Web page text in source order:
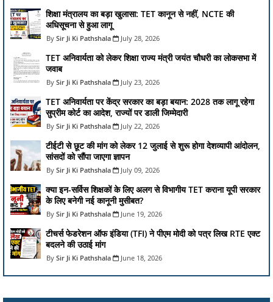
शिक्षा मंत्रालय का बड़ा खुलासा: TET कानून से नहीं, NCTE की
अधिसूचना से हुआ लागू
Sir Ji Ki Pathshala July 28, 2026
TET अनिवार्यता को लेकर शिक्षा राज्य मंत्री जयंत चौधरी का लोकसभा में
जवाब
Sir Ji Ki Pathshala July 23, 2026
TET अनिवार्यता पर केंद्र सरकार का बड़ा बयान: 2028 तक लागू रहेगा
सुप्रीम कोर्ट का आदेश, राज्यों पर डाली जिम्मेदारी
Sir Ji Ki Pathshala July 22, 2026
टीईटी से छूट की मांग को लेकर 12 जुलाई से शुरू होगा देशव्यापी आंदोलन,
सांसदों को सौंपा जाएगा ज्ञापन
Sir Ji Ki Pathshala July 09, 2026
क्या इन-सर्विस शिक्षकों के लिए अलग से विभागीय TET कराना यूपी सरकार
के लिए बनेगी नई कानूनी मुसीबत?
Sir Ji Ki Pathshala June 19, 2026
टीचर्स फेडरेशन ऑफ इंडिया (TFI) ने पीएम मोदी को पत्र लिख RTE एक्ट
बदलने की उठाई मांग
Sir Ji Ki Pathshala June 18, 2026